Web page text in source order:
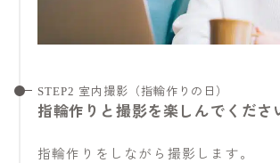
STEP2 室内撮影（指輪作りの日）
指輪作りと撮影を楽しんでくださ
指輪作りをしながら撮影します。